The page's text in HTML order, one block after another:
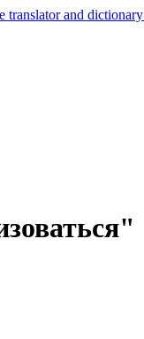
translator and dictionary